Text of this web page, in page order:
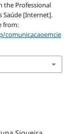
the Professional
Saúde [Internet].
from:
comunicacaoemcie